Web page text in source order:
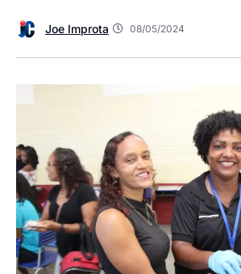
Joe Improta 08/05/2024